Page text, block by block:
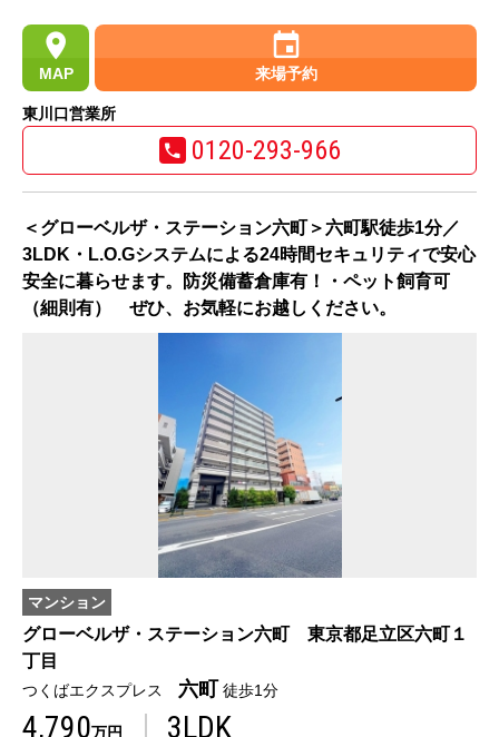
東川口営業所
0120-293-966
MAP 来場予約
＜グローベルザ・ステーション六町＞六町駅徒歩1分／
3LDK・L.O.Gシステムによる24時間セキュリティで安心
安全に暮らせます。防災備蓄倉庫有！・ペット飼育可
（細則有） ぜひ、お気軽にお越しください。
マンション
グローベルザ・ステーション六町 東京都足立区六町１
丁目
つくばエクスプレス 六町 徒歩1分
4,790万円 3LDK